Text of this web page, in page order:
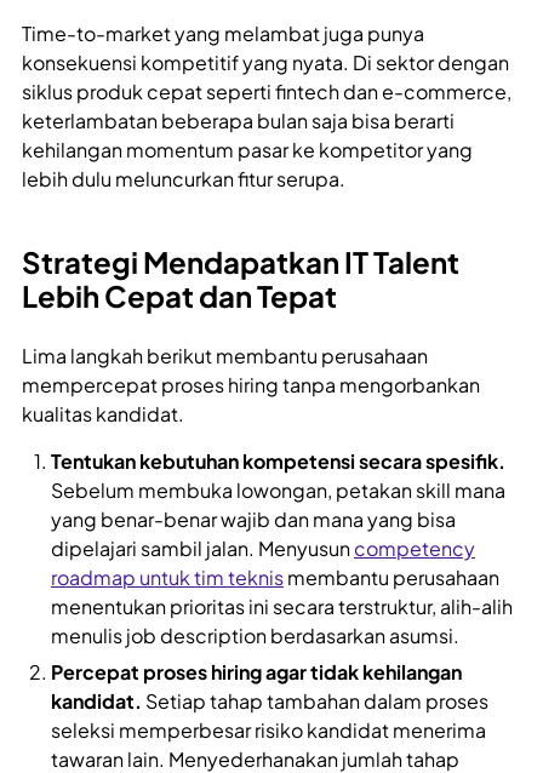
Time-to-market yang melambat juga punya
konsekuensi kompetitif yang nyata. Di sektor dengan
siklus produk cepat seperti fintech dan e-commerce,
keterlambatan beberapa bulan saja bisa berarti
kehilangan momentum pasar ke kompetitor yang
lebih dulu meluncurkan fitur serupa.
Strategi Mendapatkan IT Talent
Lebih Cepat dan Tepat
Lima langkah berikut membantu perusahaan
mempercepat proses hiring tanpa mengorbankan
kualitas kandidat.
Tentukan kebutuhan kompetensi secara spesifik.
Sebelum membuka lowongan, petakan skill mana
yang benar-benar wajib dan mana yang bisa
dipelajari sambil jalan. Menyusuncompetency
roadmap untuk tim teknismembantu perusahaan
menentukan prioritas ini secara terstruktur, alih-alih
menulis job description berdasarkan asumsi.
Percepat proses hiring agar tidak kehilangan
kandidat. Setiap tahap tambahan dalam proses
seleksi memperbesar risiko kandidat menerima
tawaran lain. Menyederhanakan jumlah tahap